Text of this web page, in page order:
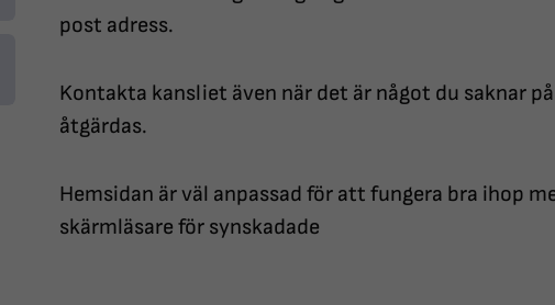
post adress.
Kontakta kansliet även när det är något du saknar
åtgärdas.
Hemsidan är väl anpassad för att fungera bra ihop
skärmläsare för synskadade